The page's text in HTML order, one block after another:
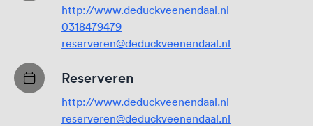
http://www.deduckveenendaal.nl
0318479479
reserveren@deduckveenendaal.nl
Reserveren
http://www.deduckveenendaal.nl
reserveren@deduckveenendaal.nl